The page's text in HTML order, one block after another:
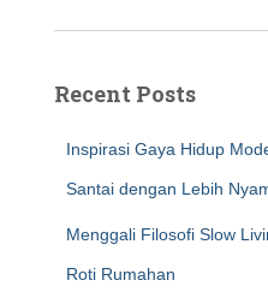
Recent Posts
Inspirasi Gaya Hidup
Santai dengan Lebih
Menggali Filosofi Slow
Roti Rumahan